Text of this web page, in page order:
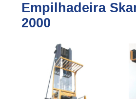
Empilhadeira
2000